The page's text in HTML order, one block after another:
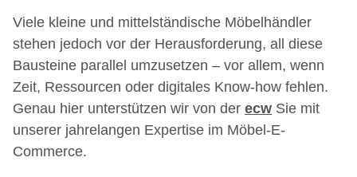
Viele kleine und mittelständische Möbelhändler
stehen jedoch vor der Herausforderung, all diese
Bausteine parallel umzusetzen – vor allem, wenn
Zeit, Ressourcen oder digitales Know-how fehlen.
Genau hier unterstützen wir von der ecw Sie mit
unserer jahrelangen Expertise im Möbel-E-
Commerce.